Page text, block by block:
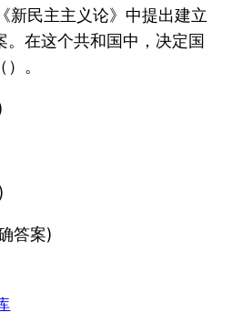
新民主主义论》中提出建立
。在这个共和国中，决定国
。
答案)